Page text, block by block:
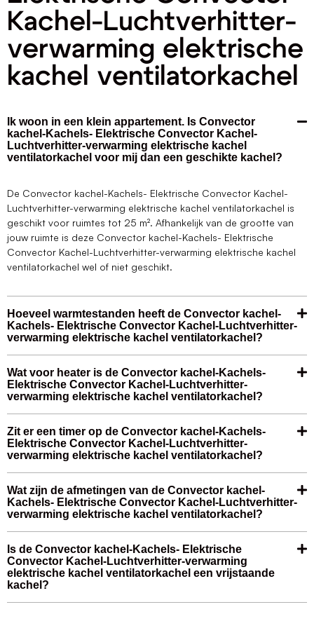
Kachel-Luchtverhitter-
verwarming elektrische
kachel ventilatorkachel
Ik woon in een klein appartement. Is Convector
kachel-Kachels- Elektrische Convector Kachel-
Luchtverhitter-verwarming elektrische kachel
ventilatorkachel voor mij dan een geschikte kachel?
De Convector kachel-Kachels- Elektrische Convector Kachel-
Luchtverhitter-verwarming elektrische kachel ventilatorkachel is
geschikt voor ruimtes tot 25 m². Afhankelijk van de grootte van
jouw ruimte is deze Convector kachel-Kachels- Elektrische
Convector Kachel-Luchtverhitter-verwarming elektrische kachel
ventilatorkachel wel of niet geschikt.
Hoeveel warmtestanden heeft de Convector kachel-
Kachels- Elektrische Convector Kachel-Luchtverhitter-
verwarming elektrische kachel ventilatorkachel?
Wat voor heater is de Convector kachel-Kachels-
Elektrische Convector Kachel-Luchtverhitter-
verwarming elektrische kachel ventilatorkachel?
Zit er een timer op de Convector kachel-Kachels-
Elektrische Convector Kachel-Luchtverhitter-
verwarming elektrische kachel ventilatorkachel?
Wat zijn de afmetingen van de Convector kachel-
Kachels- Elektrische Convector Kachel-Luchtverhitter-
verwarming elektrische kachel ventilatorkachel?
Is de Convector kachel-Kachels- Elektrische
Convector Kachel-Luchtverhitter-verwarming
elektrische kachel ventilatorkachel een vrijstaande
kachel?